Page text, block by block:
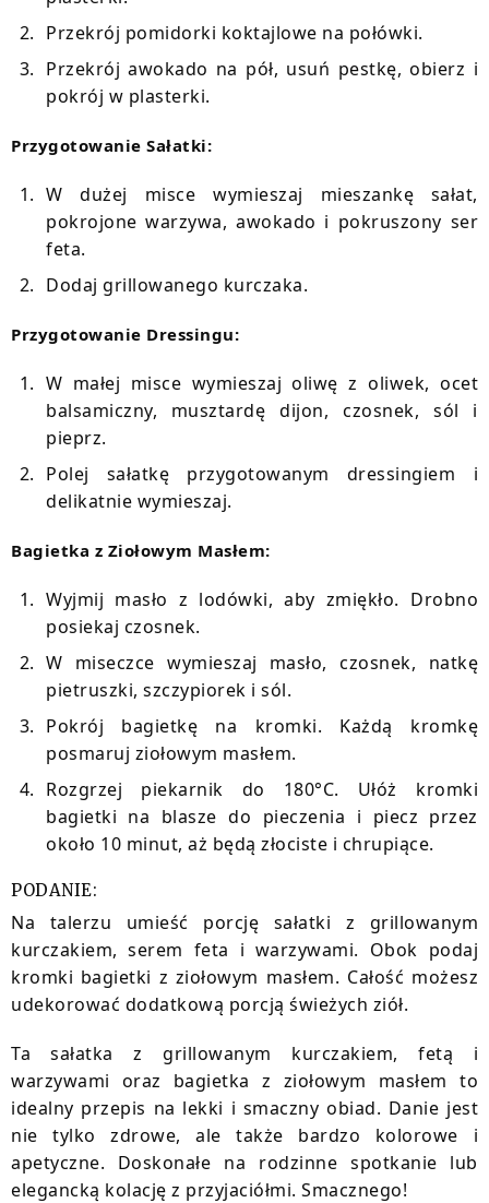
Przekrój pomidorki koktajlowe na połówki.
Przekrój awokado na pół, usuń pestkę, obierz i
pokrój w plasterki.
Przygotowanie Sałatki:
W dużej misce wymieszaj mieszankę sałat,
pokrojone warzywa, awokado i pokruszony ser
feta.
Dodaj grillowanego kurczaka.
Przygotowanie Dressingu:
W małej misce wymieszaj oliwę z oliwek, ocet
balsamiczny, musztardę dijon, czosnek, sól i
pieprz.
Polej sałatkę przygotowanym dressingiem i
delikatnie wymieszaj.
Bagietka z Ziołowym Masłem:
Wyjmij masło z lodówki, aby zmiękło. Drobno
posiekaj czosnek.
W miseczce wymieszaj masło, czosnek, natkę
pietruszki, szczypiorek i sól.
Pokrój bagietkę na kromki. Każdą kromkę
posmaruj ziołowym masłem.
Rozgrzej piekarnik do 180°C. Ułóż kromki
bagietki na blasze do pieczenia i piecz przez
około 10 minut, aż będą złociste i chrupiące.
PODANIE:
Na talerzu umieść porcję sałatki z grillowanym
kurczakiem, serem feta i warzywami. Obok podaj
kromki bagietki z ziołowym masłem. Całość możesz
udekorować dodatkową porcją świeżych ziół.
Ta sałatka z grillowanym kurczakiem, fetą i
warzywami oraz bagietka z ziołowym masłem to
idealny przepis na lekki i smaczny obiad. Danie jest
nie tylko zdrowe, ale także bardzo kolorowe i
apetyczne. Doskonałe na rodzinne spotkanie lub
elegancką kolację z przyjaciółmi. Smacznego!